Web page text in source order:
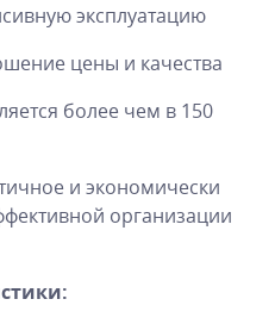
эксплуатацию
цены и качества
более чем в 150
и экономически
организации